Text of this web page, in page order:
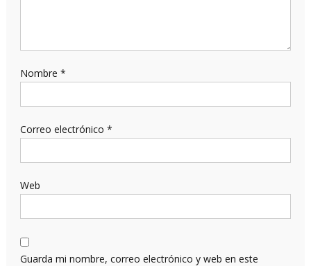
Nombre *
Correo electrónico *
Web
Guarda mi nombre, correo electrónico y web en este